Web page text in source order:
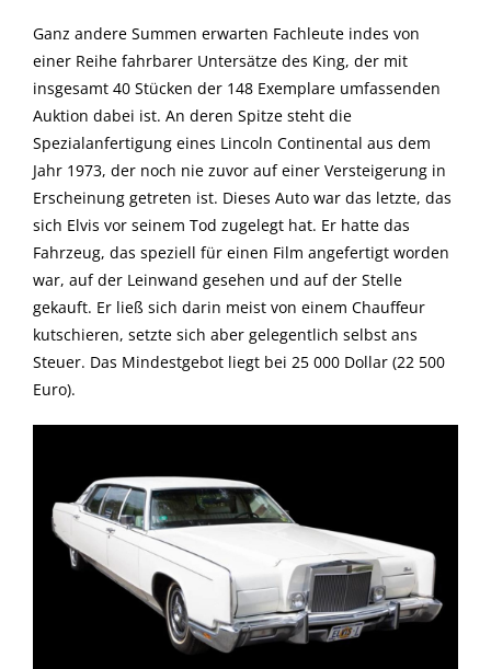
Ganz andere Summen erwarten Fachleute indes von
einer Reihe fahrbarer Untersätze des King, der mit
insgesamt 40 Stücken der 148 Exemplare umfassenden
Auktion dabei ist. An deren Spitze steht die
Spezialanfertigung eines Lincoln Continental aus dem
Jahr 1973, der noch nie zuvor auf einer Versteigerung in
Erscheinung getreten ist. Dieses Auto war das letzte, das
sich Elvis vor seinem Tod zugelegt hat. Er hatte das
Fahrzeug, das speziell für einen Film angefertigt worden
war, auf der Leinwand gesehen und auf der Stelle
gekauft. Er ließ sich darin meist von einem Chauffeur
kutschieren, setzte sich aber gelegentlich selbst ans
Steuer. Das Mindestgebot liegt bei 25 000 Dollar (22 500
Euro).